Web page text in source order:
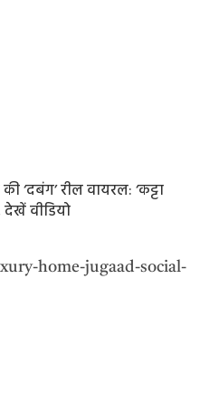
‘दबंग’ रील वायरल: ‘कट्टा
देखें वीडियो